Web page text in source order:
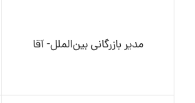
مدیر بازرگانی بین‌الملل- آقا